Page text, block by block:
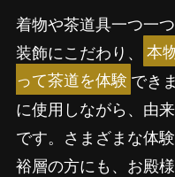
着物や茶道具一つ一
装飾にこだわり、
本
って茶道を体験 でき
に使用しながら、由
です。さまざまな体
裕層の方にも、お殿